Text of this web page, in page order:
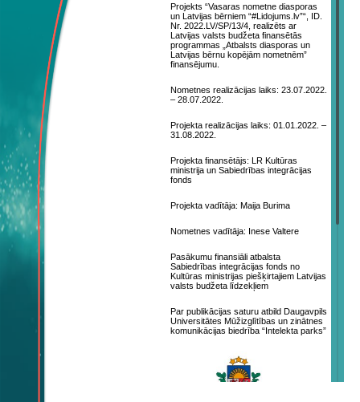
Projekts “Vasaras nometne diasporas
un Latvijas bērniem “#Lidojums.lv”“, ID.
Nr. 2022.LV/SP/13/4, realizēts ar
Latvijas valsts budžeta finansētās
programmas „Atbalsts diasporas un
Latvijas bērnu kopējām nometnēm”
finansējumu.
Nometnes realizācijas laiks: 23.07.2022.
– 28.07.2022.
Projekta realizācijas laiks: 01.01.2022. –
31.08.2022.
Projekta finansētājs: LR Kultūras
ministrija un Sabiedrības integrācijas
fonds
Projekta vadītāja: Maija Burima
Nometnes vadītāja: Inese Valtere
Pasākumu finansiāli atbalsta
Sabiedrības integrācijas fonds no
Kultūras ministrijas piešķirtajiem Latvijas
valsts budžeta līdzekļiem
Par publikācijas saturu atbild Daugavpils
Universitātes Mūžizglītības un zinātnes
komunikācijas biedrība “Intelekta parks”